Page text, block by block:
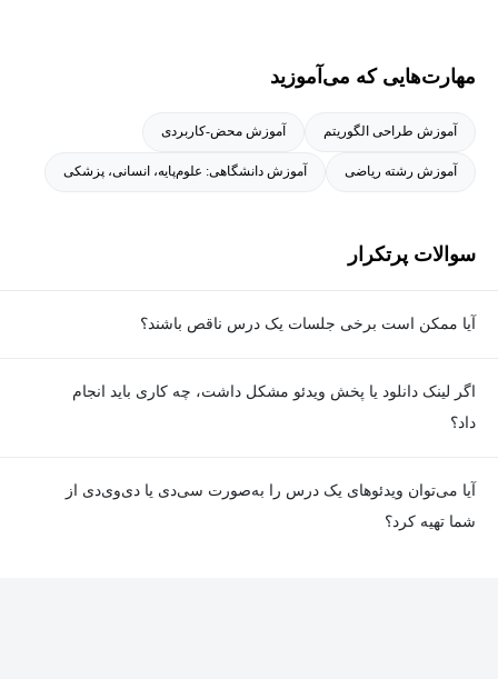
منتخب هیأت اجرایی انجمن‌های "کامپیوتر ایران" و "ریاضی ایران"،
تحقیق در عملیات" و همچنین سردبیری مجله‌ی "فرهنگ و اندیشه
مهارت‌هایی که می‌آموزید
آموزش طراحی الگوریتم آموزش محض-کاربردی
آموزش رشته ریاضی آموزش دانشگاهی: علوم‌پایه، انسانی، پزشکی
سوالات پرتکرار
آیا ممکن است برخی جلسات یک درس ناقص باشند؟
اگر لینک دانلود یا پخش ویدئو مشکل داشت، چه کاری باید انجام
داد؟
آیا می‌توان ویدئوهای یک درس را به‌صورت سی‌دی یا دی‌وی‌دی از
شما تهیه کرد؟